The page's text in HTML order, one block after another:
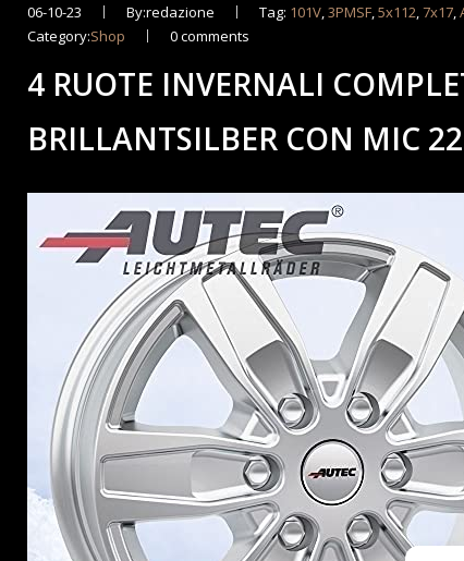
06-10-23 By:redazione Tag: 101V,3PMSF,5x112,7x17,
Category:Shop 0 comments
4 RUOTE INVERNALI
BRILLANTSILBER CON MIC